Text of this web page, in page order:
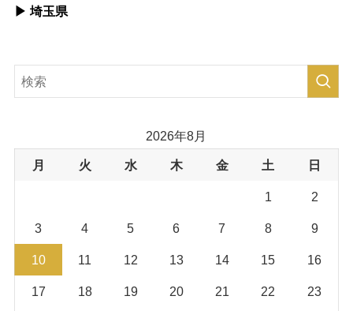
▶︎ 埼玉県
2026年8月
月 火 水 木 金 土 日
1 2
3 4 5 6 7 8 9
10 11 12 13 14 15 16
17 18 19 20 21 22 23